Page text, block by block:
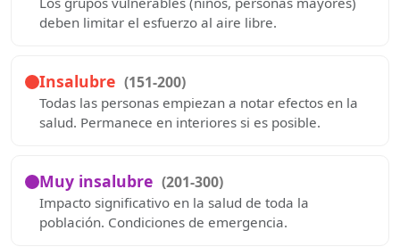
deben limitar el esfuerzo al aire libre.
Insalubre (151-200)
Todas las personas empiezan a notar efectos en la
salud. Permanece en interiores si es posible.
Muy insalubre (201-300)
Impacto significativo en la salud de toda la
población. Condiciones de emergencia.